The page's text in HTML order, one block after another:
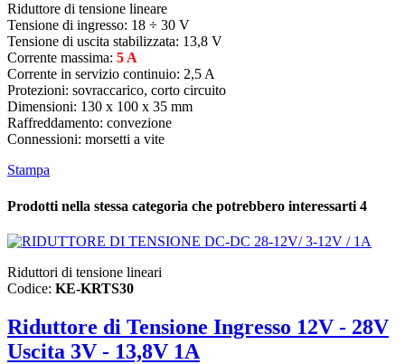
Riduttore di tensione lineare
Tensione di ingresso: 18 ÷ 30 V
Tensione di uscita stabilizzata: 13,8 V
Corrente massima: 5 A
Corrente in servizio continuio: 2,5 A
Protezioni: sovraccarico, corto circuito
Dimensioni: 130 x 100 x 35 mm
Raffreddamento: convezione
Connessioni: morsetti a vite
Stampa
Prodotti nella stessa categoria che potrebbero interessarti 4
Riduttori di tensione lineari
Codice: KE-KRTS30
Riduttore di Tensione Ingresso 12V - 28V
Uscita 3V - 13,8V 1A